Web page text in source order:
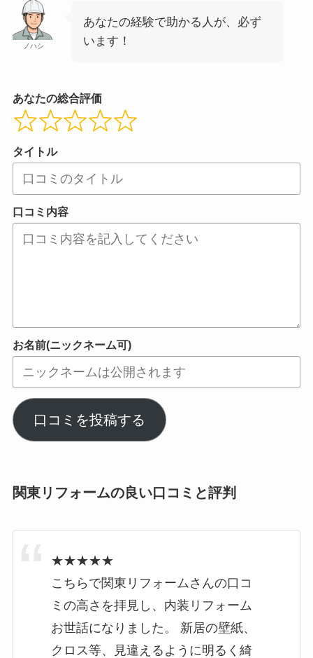
ノハシ
あなたの経験で助かる人が、必ず
います！
あなたの総合評価
タイトル
口コミ内容
お名前(ニックネーム可)
口コミを投稿する
関東リフォームの良い口コミと評判
★★★★★
こちらで関東リフォームさんの口コ
ミの高さを拝見し、内装リフォーム
お世話になりました。 新居の壁紙、
クロス等、見違えるように明るく綺